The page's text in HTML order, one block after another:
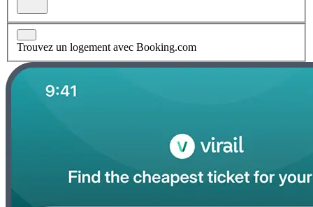
Trouvez un logement avec Booking.com